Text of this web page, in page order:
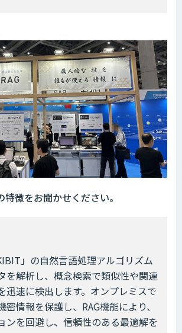
特徴をお聞かせください。
」の自然言語処理アルゴリズム
を解析し、概念検索で類似性や関連
迅速に検出します。オンプレミスで
密情報を保護し、RAG機能により、
ンを回避し、信頼性のある最適解を